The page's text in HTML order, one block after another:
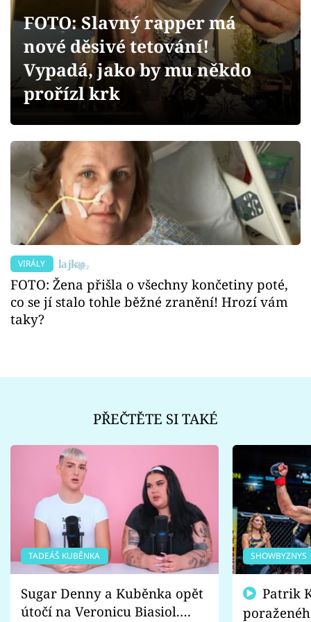
Sledujte prima+
Sledujte nás
FOTO: Slavný rapper má
nové děsivé tetování!
Vypadá, jako by mu někdo
prořízl krk
VIRÁLY
FOTO: Žena přišla o všechny končetiny poté,
co se jí stalo tohle běžné zranění! Hrozí vám
taky?
PŘEČTĚTE SI TAKÉ
TADEÁŠ KUBĚNKA
Sugar Denny a Kuběnka opět
útočí na Veronicu Biasiol.
SHOWBYZNYS